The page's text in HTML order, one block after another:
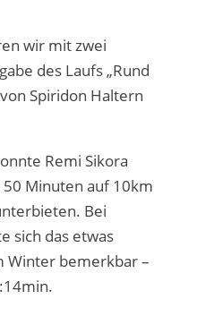
wir mit zwei
des Laufs „Rund
Spiridon Haltern
Remi Sikora
Minuten auf 10km
Bei
sich das etwas
Winter bemerkbar –